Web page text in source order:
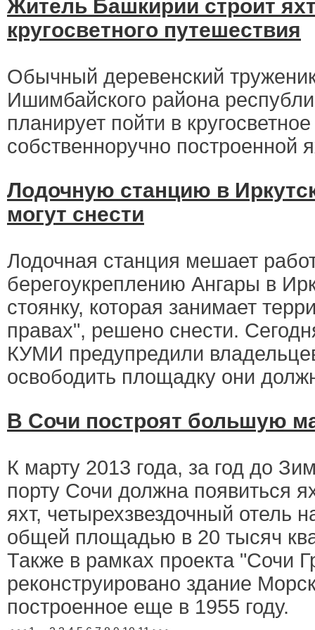
Житель Башкирии строит
кругосветного путешествия
Обычный деревенский
Ишимбайского района
планирует пойти в
собственноручно построенной
Лодочную станцию в
могут снести
Лодочная станция мешает
берегоукреплению Ангары в
стоянку, которая занимает
правах", решено снести.
КУМИ предупредили
освободить площадку они
В Сочи построят большую
К марту 2013 года, за год до
порту Сочи должна появиться
яхт, четырехзвездочный отель
общей площадью в 20 тысяч
Также в рамках проекта "Сочи
реконструировано здание
построенное еще в 1955 году.